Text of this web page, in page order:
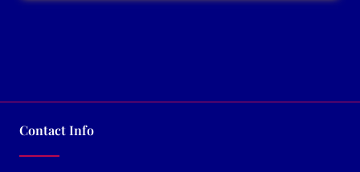
Contact Info